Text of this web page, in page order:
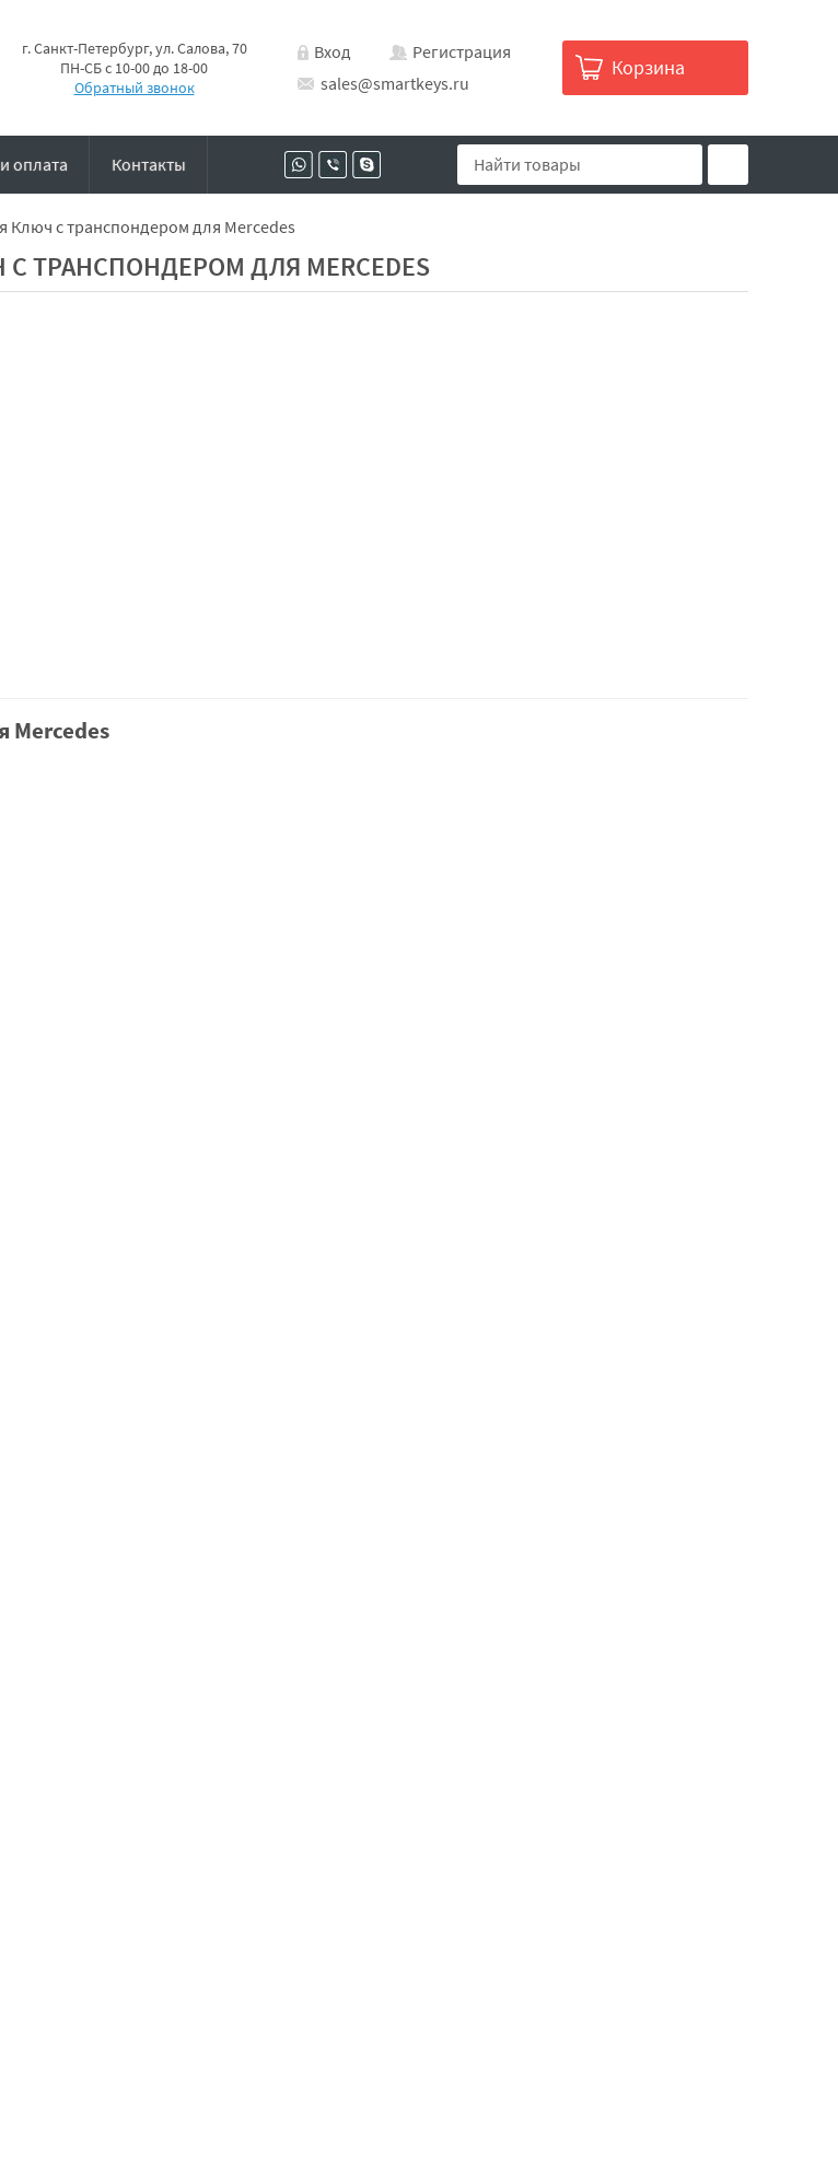
г. Санкт-Петербург, ул. Салова, 70
ПН-СБ с 10-00 до 18-00
Обратный звонок
Вход
Регистрация
sales@smartkeys.ru
Корзина
оплата Контакты
Ключ с транспондером для Mercedes
ТРАНСПОНДЕРОМ ДЛЯ MERCEDES
Mercedes